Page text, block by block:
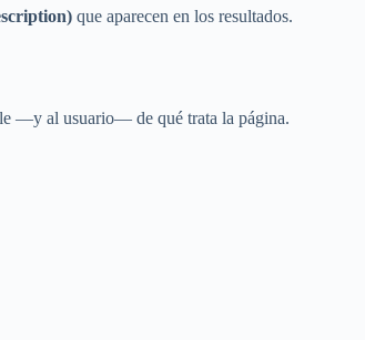
que aparecen en los resultados.
—y al usuario— de qué trata la página.